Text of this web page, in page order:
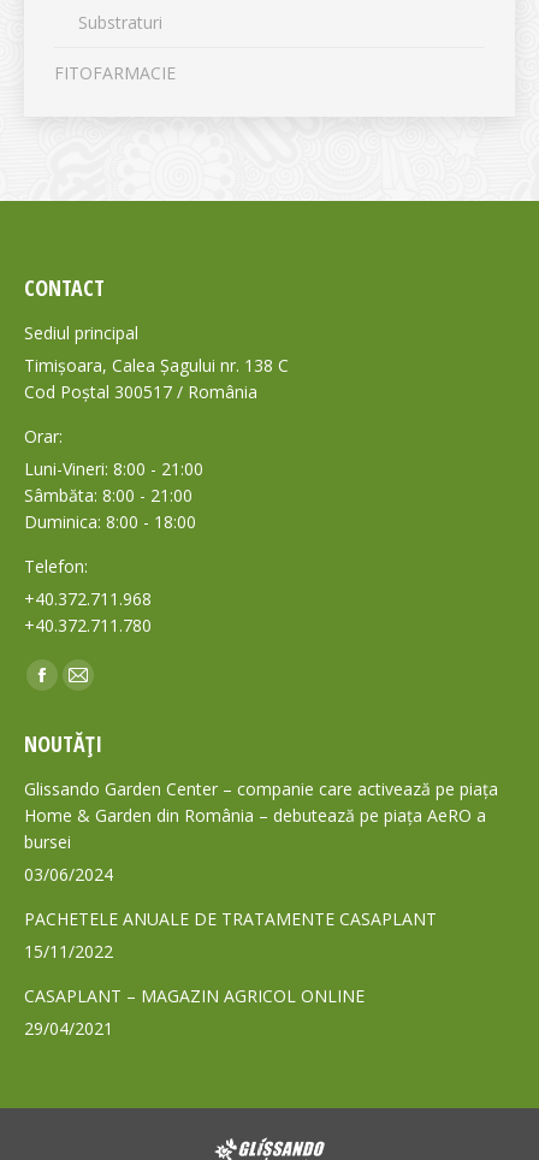
Substraturi
FITOFARMACIE
CONTACT
Sediul principal
Timișoara, Calea Șagului nr. 138 C
Cod Poștal 300517 / România
Orar:
Luni-Vineri: 8:00 - 21:00
Sâmbăta: 8:00 - 21:00
Duminica: 8:00 - 18:00
Telefon:
+40.372.711.968
+40.372.711.780
Find us on:
Facebook
opens
in
new
window
Mail
opens
in
new
NOUTĂȚI
Glissando Garden Center – companie care activează pe piața
Home & Garden din România – debutează pe piața AeRO a
bursei
03/06/2024
PACHETELE ANUALE DE TRATAMENTE CASAPLANT
15/11/2022
CASAPLANT – MAGAZIN AGRICOL ONLINE
29/04/2021